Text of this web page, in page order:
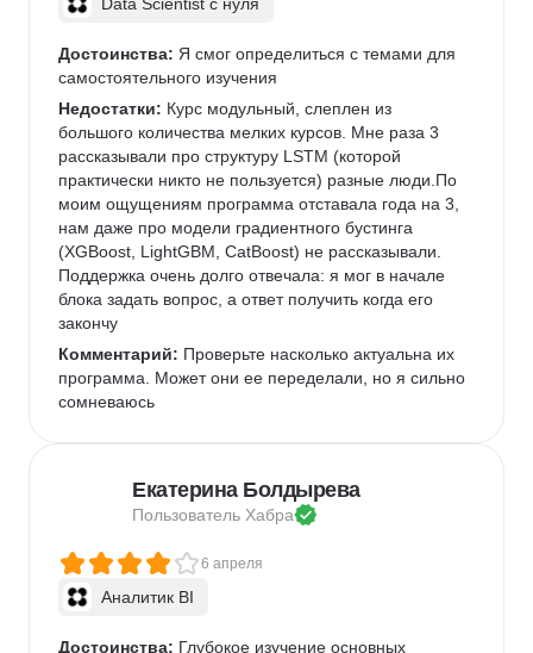
Достоинства: Я смог определиться с темами для
самостоятельного изучения
Недостатки: Курс модульный, слеплен из
большого количества мелких курсов. Мне раза 3
рассказывали про структуру LSTM (которой
практически никто не пользуется) разные люди.По
моим ощущениям программа отставала года на 3,
нам даже про модели градиентного бустинга
(XGBoost, LightGBM, CatBoost) не рассказывали.
Поддержка очень долго отвечала: я мог в начале
блока задать вопрос, а ответ получить когда его
закончу
Комментарий: Проверьте насколько актуальна их
программа. Может они ее переделали, но я сильно
сомневаюсь
Екатерина Болдырева
Пользователь Хабра
6 апреля
Аналитик BI
Достоинства: Глубокое изучение основных